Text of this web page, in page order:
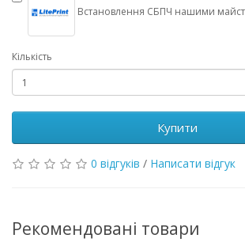
Встановлення СБПЧ нашими
Кількість
Купити
0 відгуків / Написати відгук
Рекомендовані товари